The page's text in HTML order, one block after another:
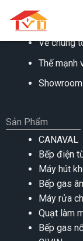
VỀ CHÚNG TÔI
Về chúng
Thế mạnh
Showroom
Sản Phẩm
CANAVAL
Bếp điện
Máy hút
Bếp gas
Máy rửa
Quạt làm
Bếp gas